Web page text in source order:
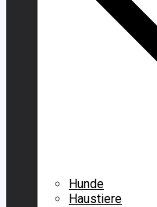
Hunde
Haustiere